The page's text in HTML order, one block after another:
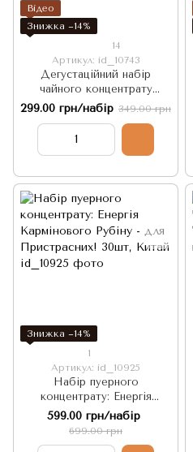
Відео
Знижка −14%
14
Артикул: id_10743
Дегустаційний набір
чайного концентрату
"Срібний Самородок - для
Сильних!" 20шт
299.00 грн/набір 349.00 грн
Знижка −14%
1
Артикул: id_10925
Набір пуерного
концентрату: Енергія
Кармінового Рубіну - для
Пристрасних! 30шт, Китай
599.00 грн/набір
699.00 грн